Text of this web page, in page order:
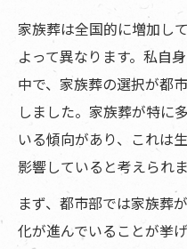
家族葬は全国的に増加し
よって異なります。私自
中で、家族葬の選択が都
しました。家族葬が特に
いる傾向があり、これは
影響していると考えられま
まず、都市部では家族葬
化が進んでいることが挙